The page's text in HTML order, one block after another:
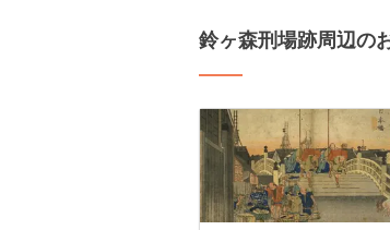
鈴ヶ森刑場跡周辺の